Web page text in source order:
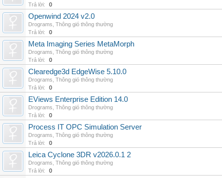
Trả lời:
0
Openwind 2024 v2.0
Drograms Thông gió thông thường
Trả lời:
0
Meta Imaging Series MetaMorph
Drograms Thông gió thông thường
Trả lời:
0
Clearedge3d EdgeWise 5.10.0
Drograms Thông gió thông thường
Trả lời:
0
EViews Enterprise Edition 14.0
Drograms Thông gió thông thường
Trả lời:
0
Process IT OPC Simulation Server
Drograms Thông gió thông thường
Trả lời:
0
Leica Cyclone 3DR v2026.0.1 2
Drograms Thông gió thông thường
Trả lời:
0